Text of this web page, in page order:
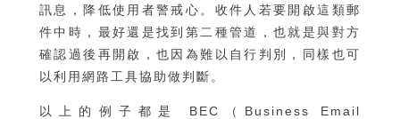
訊息，降低使用者警戒心。收件人若要開啟這類郵
件中時，最好還是找到第二種管道，也就是與對方
確認過後再開啟，也因為難以自行判別，同樣也可
以利用網路工具協助做判斷。
以上的例子都是 BEC（Business Email